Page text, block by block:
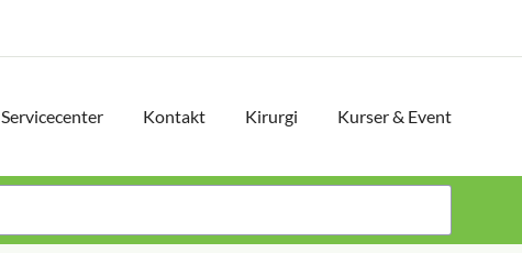
Servicecenter Kontakt Kirurgi Kurser & Event